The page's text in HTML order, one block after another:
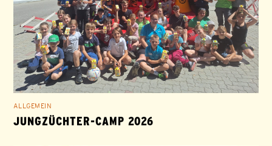
ALLGEMEIN
JUNGZÜCHTER-CAMP 2026